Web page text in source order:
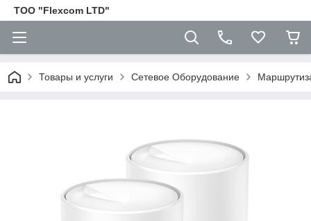
ТОО "Flexcom LTD"
Товары и услуги Сетевое Оборудование